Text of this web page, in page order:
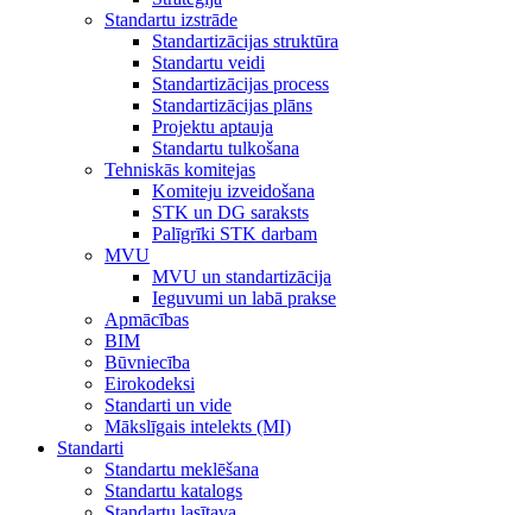
Standartu izstrāde
Standartizācijas struktūra
Standartu veidi
Standartizācijas process
Standartizācijas plāns
Projektu aptauja
Standartu tulkošana
Tehniskās komitejas
Komiteju izveidošana
STK un DG saraksts
Palīgrīki STK darbam
MVU
MVU un standartizācija
Ieguvumi un labā prakse
Apmācības
BIM
Būvniecība
Eirokodeksi
Standarti un vide
Mākslīgais intelekts (MI)
Standarti
Standartu meklēšana
Standartu katalogs